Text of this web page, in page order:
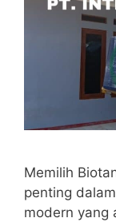
Memilih
penting
modern yang